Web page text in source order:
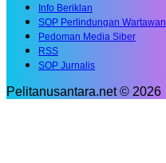
Info Beriklan
SOP Perlindungan Wartawan
Pedoman Media Siber
RSS
SOP Jurnalis
Pelitanusantara.net © 2026